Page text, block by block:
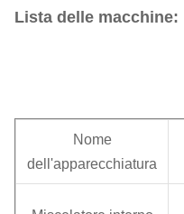
Lista delle macchine:
Nome
dell'apparecchiatura